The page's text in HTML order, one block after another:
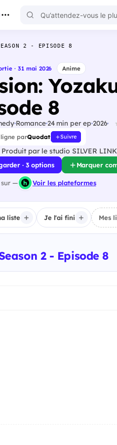
2 - EPISODE 8
· 31 mai 2026 Anime
8
Romance24 min per ep 2026
ligne parQuodat Suivre
Produit par le studio SILVER
· 3 options Marquer
sur — Voir les plateformes
liste Je l'ai fini Mes
2 - Episode 8